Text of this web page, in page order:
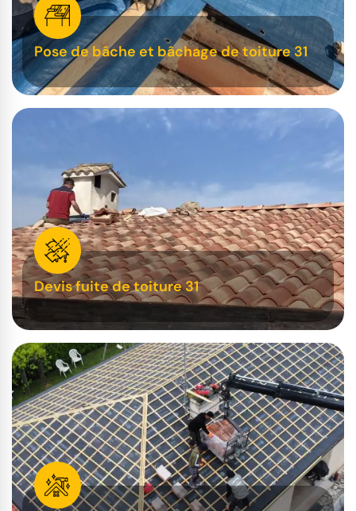
Pose de bâche et bâchage de toiture 31
Devis fuite de toiture 31